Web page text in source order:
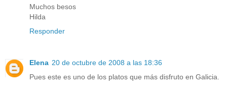
Muchos besos
Hilda
Responder
Elena 20 de octubre de 2008 a las 18:36
Pues este es uno de los platos que más disfruto en Galicia.